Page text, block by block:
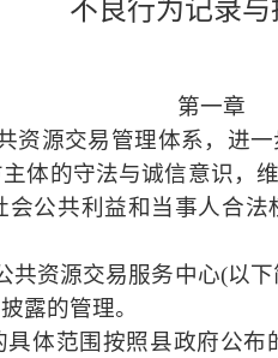
不良行为记录
第一章
资源交易管理体系，进
体的守法与诚信意识，
公共利益和当事人合
共资源交易服务中心(以
露的管理。
体范围按照县政府公